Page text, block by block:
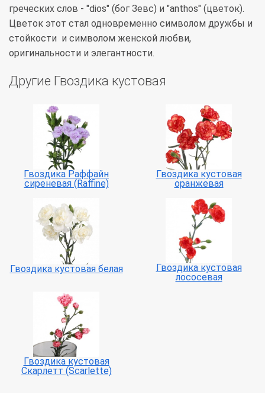
греческих слов - "dios" (бог Зевс) и "anthos" (цветок).
Цветок этот стал одновременно символом дружбы и
стойкости и символом женской любви,
оригинальности и элегантности.
Другие Гвоздика кустовая
Гвоздика Раффайн
сиреневая (Raffine)
Гвоздика кустовая
оранжевая
Гвоздика кустовая белая
Гвоздика кустовая
лососевая
Гвоздика кустовая
Скарлетт (Scarlette)